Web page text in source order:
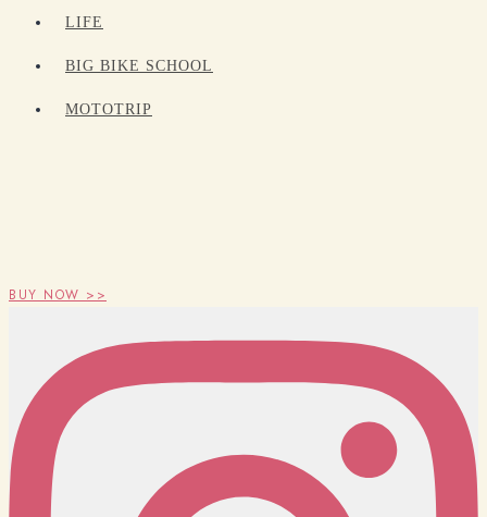
LIFE
BIG BIKE SCHOOL
MOTOTRIP
BUY NOW >>